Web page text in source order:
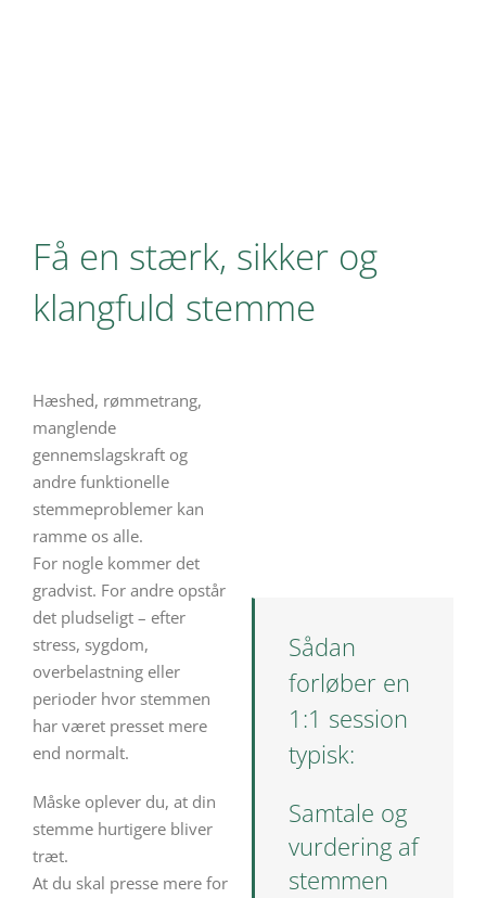
Få en stærk, sikker og
klangfuld stemme
Hæshed, rømmetrang,
manglende
gennemslagskraft og
andre funktionelle
stemmeproblemer kan
ramme os alle.
For nogle kommer det
gradvist. For andre opstår
det pludseligt – efter
stress, sygdom,
overbelastning eller
perioder hvor stemmen
har været presset mere
end normalt.
Måske oplever du, at din
stemme hurtigere bliver
træt.
At du skal presse mere for
Sådan
forløber en
1:1 session
typisk:
Samtale og
vurdering af
stemmen